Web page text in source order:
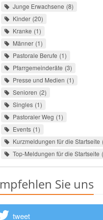
Junge Erwachsene 8
Kinder 20
Kranke 1
Männer 1
Pastorale Berufe 1
Pfarrgemeinderäte 3
Presse und Medien 1
Senioren 2
Singles 1
Pastoraler Weg 1
Events 1
Kurzmeldungen für die Startseite
Top-Meldungen für die Startseite
Sie uns
tweet